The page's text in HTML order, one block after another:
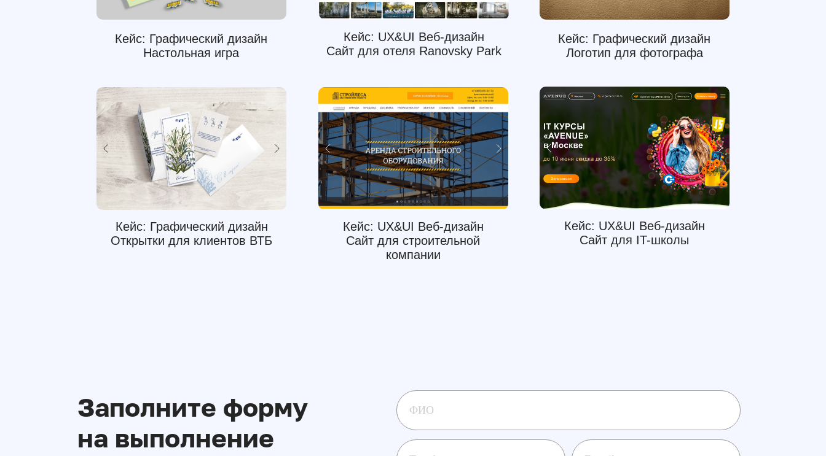
Кейс: UX&UI Веб-дизайн
Сайт для IT-школы
Кейс: UX&UI Веб-дизайн
Сайт для строительной
компании
Кейс: Графический дизайн
Открытки для клиентов ВТБ
Кейс: Графический дизайн
Логотип для фотографа
Кейс: UX&UI Веб-дизайн
Сайт для отеля Ranovsky Park
Кейс: Графический дизайн
Настольная игра
Заполните форму
на выполнение